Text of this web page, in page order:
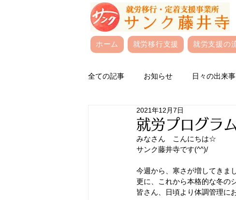
ホーム 就労移行支援 就労支援の
全ての記事 お知らせ 日々の出来事
就労プログ
2021年12月7日
みなさん　こんにちは☆
サンク藤井寺です(^^)/
今週から、寒さが増してきまし
更に、これから本格的な冬の
皆さん、日頃より体調管理に